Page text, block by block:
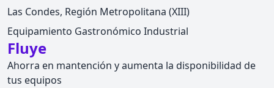
Las Condes, Región Metropolitana (XIII)
Equipamiento Gastronómico Industrial
Fluye
Ahorra en mantención y aumenta la disponibilidad de
tus equipos